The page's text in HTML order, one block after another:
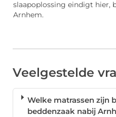
slaapoplossing eindigt hier,
Arnhem.
Veelgestelde
Welke matrassen zijn
beddenzaak nabij